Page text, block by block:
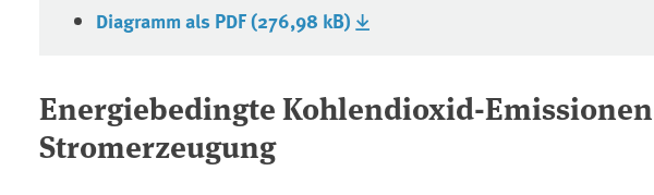
Diagramm als PDF (276,98 kB)
Energiebedingte Kohlendioxid-
Stromerzeugung